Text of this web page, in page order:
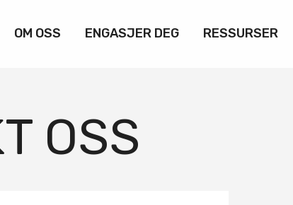
OM OSS ENGASJER DEG RESSURSER
OSS